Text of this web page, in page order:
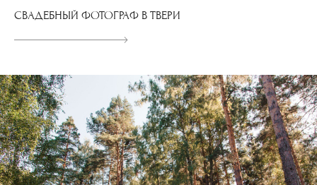
СВАДЕБНЫЙ ФОТОГРАФ В ТВЕРИ